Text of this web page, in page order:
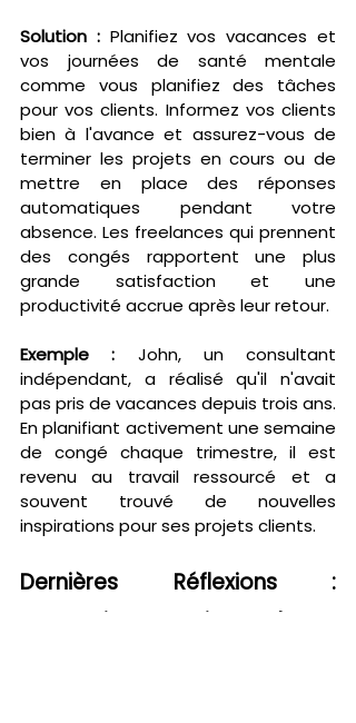
Solution : Planifiez vos vacances et
vos journées de santé mentale
comme vous planifiez des tâches
pour vos clients. Informez vos clients
bien à l'avance et assurez-vous de
terminer les projets en cours ou de
mettre en place des réponses
automatiques pendant votre
absence. Les freelances qui prennent
des congés rapportent une plus
grande satisfaction et une
productivité accrue après leur retour.
Exemple : John, un consultant
indépendant, a réalisé qu'il n'avait
pas pris de vacances depuis trois ans.
En planifiant activement une semaine
de congé chaque trimestre, il est
revenu au travail ressourcé et a
souvent trouvé de nouvelles
inspirations pour ses projets clients.
Dernières Réflexions :
Construire une Vie Freelance